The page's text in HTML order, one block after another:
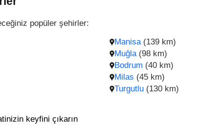
popüler şehirler:
Bodrum (40 km)
Manisa(139 km)
Milas (45 km)
Muğla(98 km)
Turgutlu (130 km)
keyfini çıkarın